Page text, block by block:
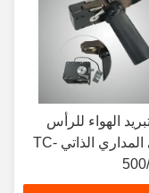
الهواء للرأس
اللحامي المداري الذاتي TC-